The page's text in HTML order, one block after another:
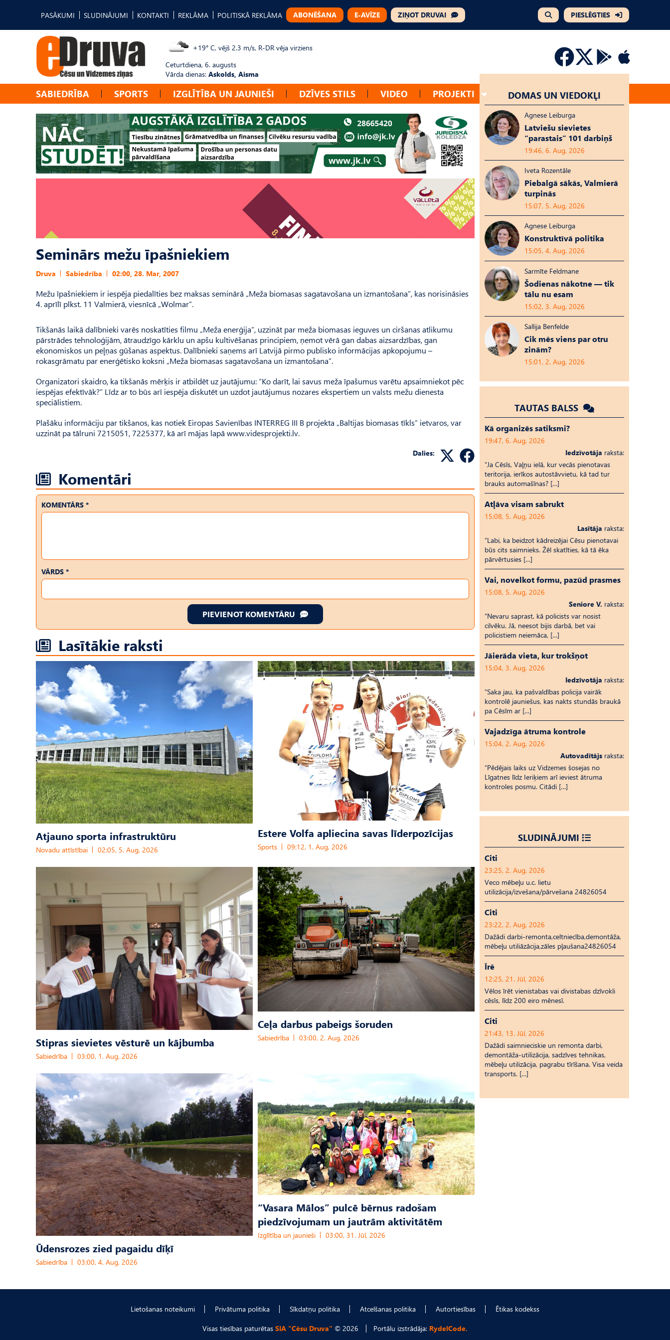
PASĀKUMI SLUDINĀJUMI KONTAKTI REKLĀMA POLITISKĀ REKLĀMA ABONĒŠANA E-AVĪZE ZIŅOT DRUVAI PIESLĒGTIES
+19° C, vējš 2.3 m/s, R-DR vēja virziens
Ceturtdiena, 6. augusts
Vārda dienas: Askolds, Aisma
SABIEDRĪBA SPORTS IZGLĪTĪBA UN JAUNIEŠI DZĪVES STILS VIDEO PROJEKTI
Seminārs mežu īpašniekiem
Druva Sabiedrība 02:00, 28. Mar, 2007
Mežu īpašniekiem ir iespēja piedalīties bez maksas seminārā „Meža biomasas sagatavošana un izmantošana”, kas norisināsies
4. aprīlī plkst. 11 Valmierā, viesnīcā „Wolmar”.
Tikšanās laikā dalībnieki varēs noskatīties filmu „Meža enerģija”, uzzināt par meža biomasas ieguves un ciršanas atlikumu
pārstrādes tehnoloģijām, ātraudzīgo kārklu un apšu kultivēšanas principiem, ņemot vērā gan dabas aizsardzības, gan
ekonomiskos un peļņas gūšanas aspektus. Dalībnieki saņems arī Latvijā pirmo publisko informācijas apkopojumu –
rokasgrāmatu par enerģētisko koksni „Meža biomasas sagatavošana un izmantošana”.
Organizatori skaidro, ka tikšanās mērķis ir atbildēt uz jautājumu: ”Ko darīt, lai savus meža īpašumus varētu apsaimniekot pēc
iespējas efektīvāk?” Līdz ar to būs arī iespēja diskutēt un uzdot jautājumus nozares ekspertiem un valsts mežu dienesta
speciālistiem.
Plašāku informāciju par tikšanos, kas notiek Eiropas Savienības INTERREG III B projekta „Baltijas biomasas tīkls” ietvaros, var
uzzināt pa tālruni 7215051, 7225377, kā arī mājas lapā www.videsprojekti.lv.
Dalies:
Komentāri
KOMENTĀRS *
VĀRDS *
PIEVIENOT KOMENTĀRU
Lasītākie raksti
Atjauno sporta infrastruktūru
Novadu attīstībai 02:05, 5. Aug, 2026
Estere Volfa apliecina savas līderpozīcijas
Sports 09:12, 1. Aug, 2026
Stipras sievietes vēsturē un kājbumba
Sabiedrība 03:00, 1. Aug, 2026
Ceļa darbus pabeigs šoruden
Sabiedrība 03:00, 2. Aug, 2026
Ūdensrozes zied pagaidu dīķī
Sabiedrība 03:00, 4. Aug, 2026
“Vasara Mālos” pulcē bērnus radošam
piedzīvojumam un jautrām aktivitātēm
Izglītība un jaunieši 03:00, 31. Jūl, 2026
DOMAS UN VIEDOKĻI
Agnese Leiburga
Latviešu sievietes
“parastais” 101 darbiņš
19:46, 6. Aug, 2026
Iveta Rozentāle
Piebalgā sākās, Valmierā
turpinās
15:07, 5. Aug, 2026
Agnese Leiburga
Konstruktīvā politika
15:05, 4. Aug, 2026
Sarmīte Feldmane
Šodienas nākotne — tik
tālu nu esam
15:02, 3. Aug, 2026
Sallija Benfelde
Cik mēs viens par otru
zinām?
15:01, 2. Aug, 2026
TAUTAS BALSS
Kā organizēs satiksmi?
19:47, 6. Aug, 2026
Iedzīvotāja raksta:
“Ja Cēsīs, Vaļņu ielā, kur vecās pienotavas
teritorija, ierīkos autostāvvietu, kā tad tur
brauks automašīnas? […]
Atļāva visam sabrukt
15:08, 5. Aug, 2026
Lasītāja raksta:
“Labi, ka beidzot kādreizējai Cēsu pienotavai
būs cits saimnieks. Žēl skatīties, kā tā ēka
pārvērtusies […]
Vai, novelkot formu, pazūd prasmes
15:08, 5. Aug, 2026
Seniore V. raksta:
“Nevaru saprast, kā policists var nosist
cilvēku. Jā, neesot bijis darbā, bet vai
policistiem neiemāca, […]
Jāierāda vieta, kur trokšņot
15:04, 3. Aug, 2026
Iedzīvotāja raksta:
“Saka jau, ka pašvaldības policija vairāk
kontrolē jauniešus, kas nakts stundās braukā
pa Cēsīm ar […]
Vajadzīga ātruma kontrole
15:04, 2. Aug, 2026
Autovadītājs raksta:
“Pēdējais laiks uz Vid­ze­mes šosejas no
Līgatnes līdz Ieriķiem arī ieviest ātruma
kontroles posmu. Citādi […]
SLUDINĀJUMI
Citi
23:25, 2. Aug, 2026
Veco mēbeļu u.c. lietu
utilizācija/izvešana/pārvešana 24826054
Citi
23:22, 2. Aug, 2026
Dažādi darbi-remonta,celtniecība,demontāža,
mēbeļu utiliāzācija,zāles pļaušana24826054
Īrē
12:25, 21. Jūl, 2026
Vēlos īrēt vienistabas vai divistabas dzīvokli
cēsīs, līdz 200 eiro mēnesī.
Citi
21:43, 13. Jūl, 2026
Dažādi saimnieciskie un remonta darbi,
demontāža-utilizācija, sadzīves tehnikas,
mēbeļu utilizācija, pagrabu tīrīšana. Visa veida
transports. […]
Lietošanas noteikumi Privātuma politika Sīkdatņu politika Atcelšanas politika Autortiesības Ētikas kodekss
Visas tiesības paturētas SIA "Cēsu Druva" © 2026 Portālu izstrādāja: RydelCode.